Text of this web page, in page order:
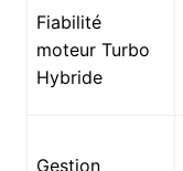
Fiabilité
moteur Turbo
Hybride
Gestion